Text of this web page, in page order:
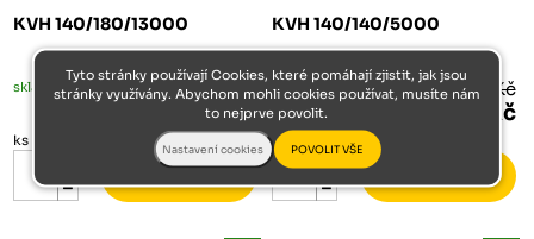
KVH 140/180/13000
skladem 7 532 Kč
6 402 Kč
ks
KVH 140/140/5000
skladem 2 253 Kč
1 915 Kč
ks
Tyto stránky používají Cookies, které pomáhají zjistit, jak jsou
stránky využívány. Abychom mohli cookies používat, musíte nám
to nejprve povolit.